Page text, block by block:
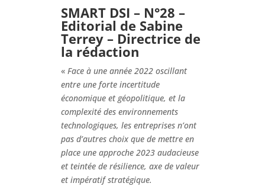
SMART DSI – N°28 –
Editorial de Sabine
Terrey – Directrice de
la rédaction
«Face à une année 2022 oscillant
entre une forte incertitude
économique et géopolitique, et la
complexité des environnements
technologiques, les entreprises n’ont
pas d’autres choix que de mettre en
place une approche 2023 audacieuse
et teintée de résilience, axe de valeur
et impératif stratégique.